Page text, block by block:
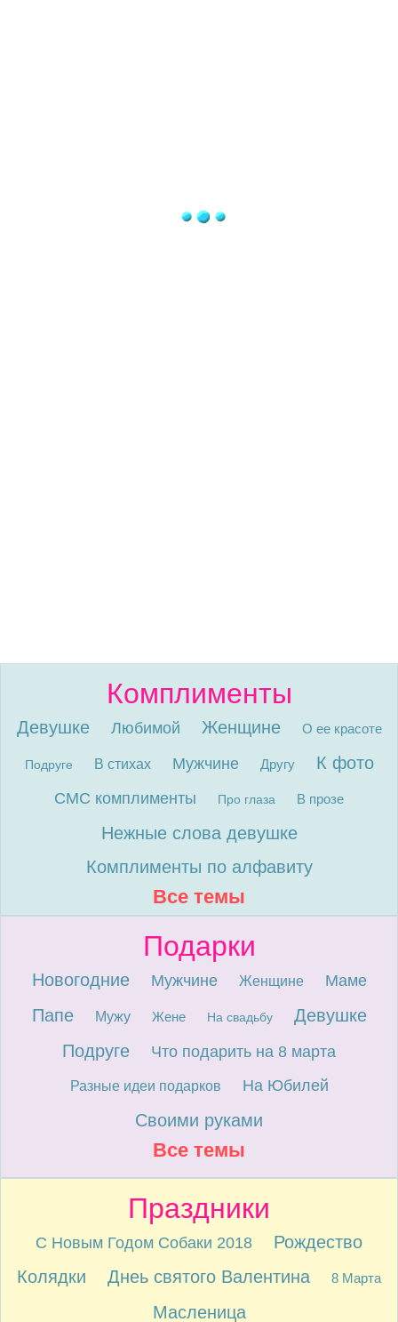
Комплименты
Девушке Любимой Женщине О ее красоте
Подруге В стихах Мужчине Другу К фото
СМС комплименты Про глаза В прозе
Нежные слова девушке
Комплименты по алфавиту
Все темы
Подарки
Новогодние Мужчине Женщине Маме
Папе Мужу Жене На свадьбу
Девушке
Подруге
Что подарить на 8 марта
Разные идеи подарков На Юбилей
Своими руками
Все темы
Праздники
С Новым Годом Собаки 2018
Рождество
Колядки
Днеь святого Валентина 8 Марта
Масленица